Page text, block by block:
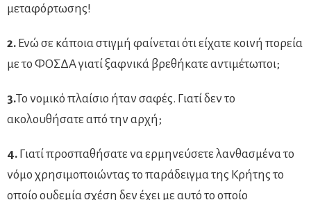
μεταφόρτωσης!
2. Ενώ σε κάποια στιγμή φαίνεται ότι είχατε κοινή πορεία
με το ΦΟΣΔΑ γιατί ξαφνικά βρεθήκατε αντιμέτωποι;
3.Το νομικό πλαίσιο ήταν σαφές. Γιατί δεν το
ακολουθήσατε από την αρχή;
4. Γιατί προσπαθήσατε να ερμηνεύσετε λανθασμένα το
νόμο χρησιμοποιώντας το παράδειγμα της Κρήτης το
οποίο ουδεμία σχέση δεν έχει με αυτό το οποίο